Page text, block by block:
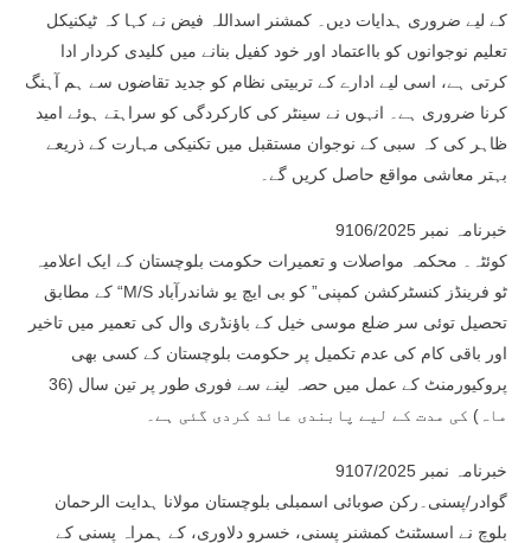
کے لیے ضروری ہدایات دیں۔ کمشنر اسداللہ فیض نے کہا کہ ٹیکنیکل
تعلیم نوجوانوں کو بااعتماد اور خود کفیل بنانے میں کلیدی کردار ادا
کرتی ہے، اسی لیے ادارے کے تربیتی نظام کو جدید تقاضوں سے ہم آہنگ
کرنا ضروری ہے۔ انہوں نے سینٹر کی کارکردگی کو سراہتے ہوئے امید
ظاہر کی کہ سبی کے نوجوان مستقبل میں تکنیکی مہارت کے ذریعے
بہتر معاشی مواقع حاصل کریں گے۔
خبرنامہ نمبر 9106/2025
کوئٹہ۔ محکمہ مواصلات و تعمیرات حکومت بلوچستان کے ایک اعلامیہ
کے مطابق “M/S ٹو فرینڈز کنسٹرکشن کمپنی” کو بی ایچ یو شاندرآباد
تحصیل توئی سر ضلع موسی خیل کے باؤنڈری وال کی تعمیر میں تاخیر
اور باقی کام کی عدم تکمیل پر حکومت بلوچستان کے کسی بھی
پروکیورمنٹ کے عمل میں حصہ لینے سے فوری طور پر تین سال (36
ماہ) کی مدت کے لیے پابندی عائد کردی گئی ہے۔
خبرنامہ نمبر 9107/2025
گوادر/پسنی۔رکن صوبائی اسمبلی بلوچستان مولانا ہدایت الرحمان
بلوچ نے اسسٹنٹ کمشنر پسنی، خسرو دلاوری، کے ہمراہ پسنی کے